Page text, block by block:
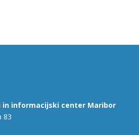
in informacijski center Maribor
83